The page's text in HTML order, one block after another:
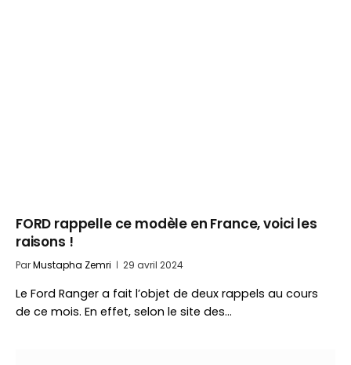
FORD rappelle ce modèle en France, voici les
raisons !
ParMustapha Zemri 29 avril 2024
Le Ford Ranger a fait l’objet de deux rappels au cours
de ce mois. En effet, selon le site des…